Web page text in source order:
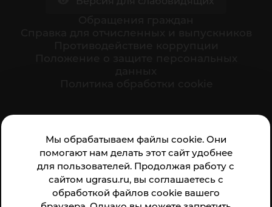
Мы обрабатываем файлы cookie. Они
помогают нам делать этот сайт удобнее
для пользователей. Продолжая работу с
сайтом ugrasu.ru, вы соглашаетесь с
обработкой файлов cookie вашего
организации: